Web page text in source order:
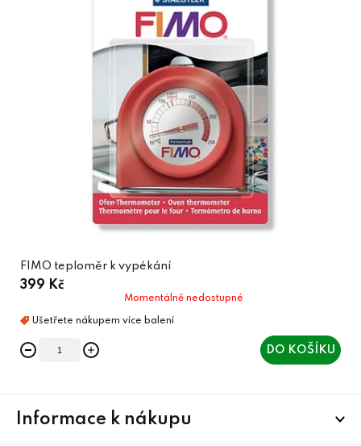
FIMO teploměr k vypékání
399 Kč
Momentálně nedostupné
DO KOŠÍKU
Informace k nákupu